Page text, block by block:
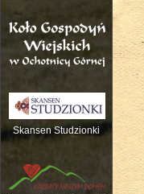
Skansen Studzionki